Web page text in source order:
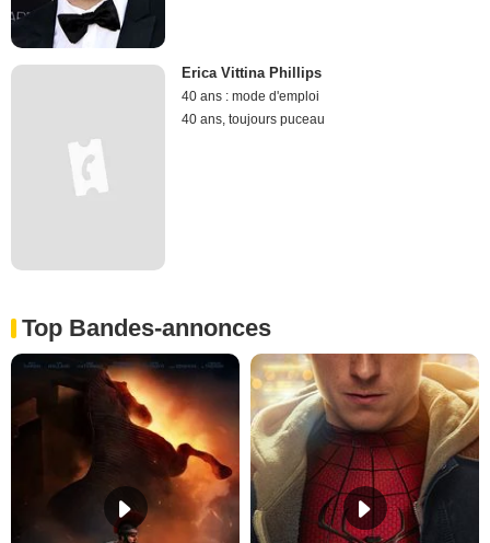
Erica Vittina Phillips
40 ans : mode d'emploi
40 ans, toujours puceau
Top Bandes-annonces